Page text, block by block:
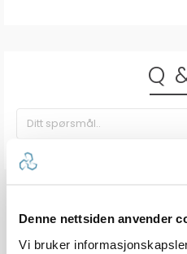
Denne nettsiden anvender
Vi bruker
Q